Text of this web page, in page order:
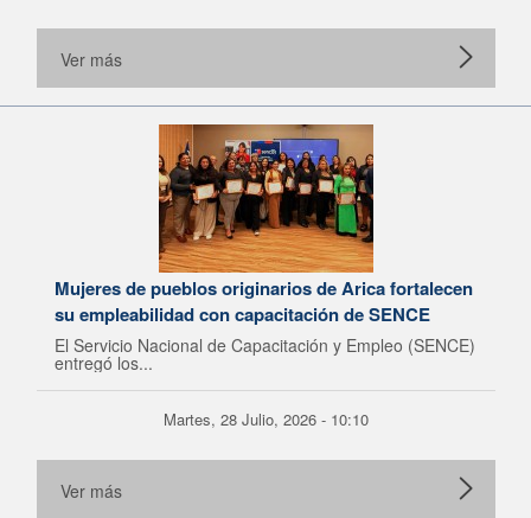
Ver más
Mujeres de pueblos originarios de Arica fortalecen
su empleabilidad con capacitación de SENCE
El Servicio Nacional de Capacitación y Empleo (SENCE)
entregó los...
Martes, 28 Julio, 2026 - 10:10
Ver más